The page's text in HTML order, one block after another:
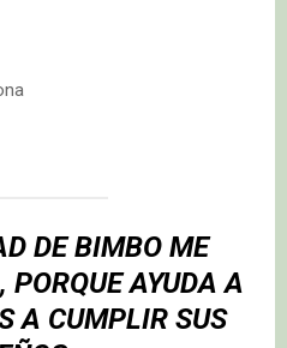
DE BIMBO ME
PORQUE AYUDA A
A CUMPLIR SUS